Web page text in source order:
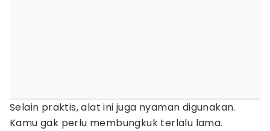
Selain praktis, alat ini juga nyaman digunakan.
Kamu gak perlu membungkuk terlalu lama.